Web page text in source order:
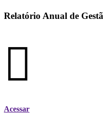
Relatório Anual de
Acessar